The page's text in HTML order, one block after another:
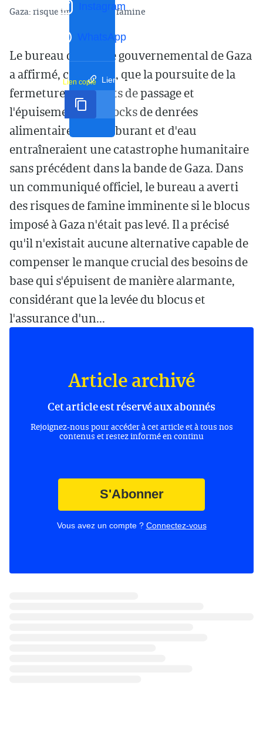
Instagram
WhatsApp
Lien court
Lien copié
Gaza: risque imminent de famine
Le bureau de presse gouvernemental de Gaza
a affirmé, ce samedi, que la poursuite de la
fermeture des points de passage et
l'épuisement des stocks de denrées
alimentaires, de carburant et d'eau
entraîneraient une catastrophe humanitaire
sans précédent dans la bande de Gaza. Dans
un communiqué officiel, le bureau a averti
des risques de famine imminente si le blocus
imposé à Gaza n'était pas levé. Il a précisé
qu'il n'existait aucune alternative capable de
compenser le manque crucial des besoins de
base qui s'épuisent de manière alarmante,
considérant que la levée du blocus et
l'assurance d'un...
Article archivé
Cet article est réservé aux abonnés
Rejoignez-nous pour accéder à cet article et à tous nos
contenus et restez informé en continu
S'Abonner
Vous avez un compte ? Connectez-vous